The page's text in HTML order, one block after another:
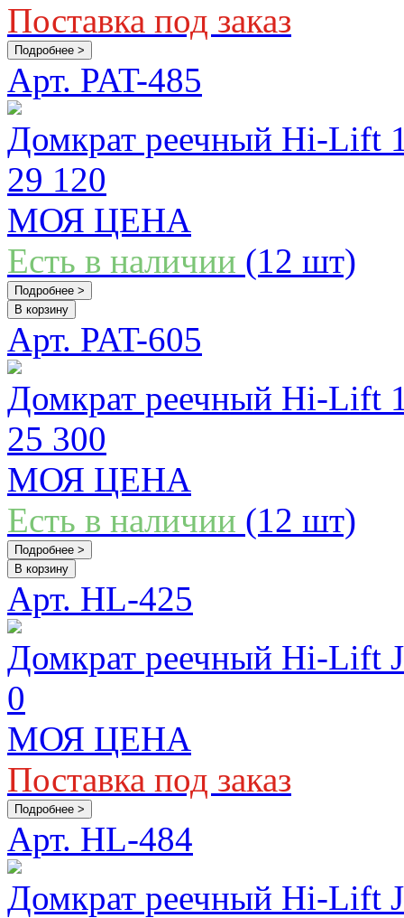
Поставка под заказ
Подробнее >
Арт. PAT-485
Домкрат реечный Hi-Lift
29 120
МОЯ ЦЕНА
Есть в наличии (12 шт)
Подробнее >
В корзину
Арт. PAT-605
Домкрат реечный Hi-Lift
25 300
МОЯ ЦЕНА
Есть в наличии (12 шт)
Подробнее >
В корзину
Арт. HL-425
Домкрат реечный Hi-Lift
0
МОЯ ЦЕНА
Поставка под заказ
Подробнее >
Арт. HL-484
Домкрат реечный Hi-Lift